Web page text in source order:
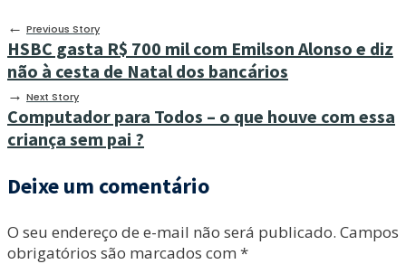
← Previous Story
HSBC gasta R$ 700 mil com Emilson Alonso e diz
não à cesta de Natal dos bancários
→ Next Story
Computador para Todos – o que houve com essa
criança sem pai ?
Deixe um comentário
O seu endereço de e-mail não será publicado. Campos
obrigatórios são marcados com *